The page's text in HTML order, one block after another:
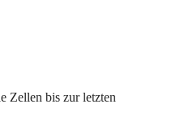
Zellen bis zur letzten